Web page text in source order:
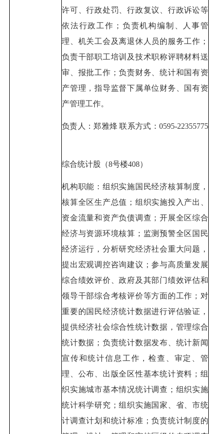
许可、行政处罚、行政复议、行政诉讼等
依法行政工作；负责机构编制、人事管
理、机关工会及离退休人员的服务工作；
负责干部职工培训及技术职称评聘材料送
审、报批工作；负责财务、统计和国有资
产管理，指导监督下属单位财务、国有资
产管理工作。
负责人：郑雅烽 联系方式：0595-22355775
综合统计股（8号楼408）
机构职能：组织实施国民经济核算制度，
核算全区生产总值；组织实施投入产出、
资金流量和资产负债调查；开展全区综合
经济与资源环境核算；监测预警全区国民
经济运行，分析研究经济社会重大问题，
提出宏观调控咨询建议；参与高质量发展
综合绩效评价、政府及其部门绩效评估和
领导干部综合考核评价等方面的工作；对
重要的国民经济统计数据进行评估验证，
提供经济社会综合性统计数据，管理综合
统计数据；负责统计数据发布、统计新闻
宣传和统计信息工作，检查、审定、管
理、公布、出版全区性基本统计资料；组
织实施城市基本情况统计调查；组织实施
统计科学研究；组织实施国家、省、市统
计调查计划和统计标准；负责统计制度的